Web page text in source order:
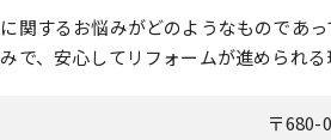
関するお悩みがどのようなものであ
で、安心してリフォームが進められる
〒680-